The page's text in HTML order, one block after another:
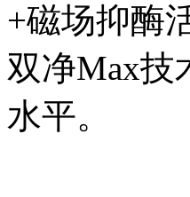
+磁场抑酶
双净Max技
水平。